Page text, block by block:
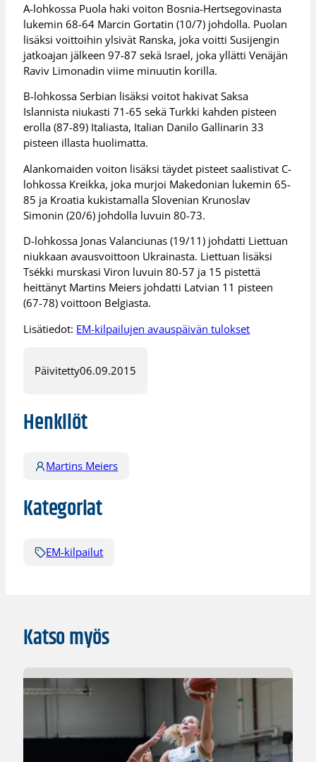
A-lohkossa Puola haki voiton Bosnia-Hertsegovinasta
lukemin 68-64 Marcin Gortatin (10/7) johdolla. Puolan
lisäksi voittoihin ylsivät Ranska, joka voitti Susijengin
jatkoajan jälkeen 97-87 sekä Israel, joka yllätti Venäjän
Raviv Limonadin viime minuutin korilla.
B-lohkossa Serbian lisäksi voitot hakivat Saksa
Islannista niukasti 71-65 sekä Turkki kahden pisteen
erolla (87-89) Italiasta, Italian Danilo Gallinarin 33
pisteen illasta huolimatta.
Alankomaiden voiton lisäksi täydet pisteet saalistivat C-
lohkossa Kreikka, joka murjoi Makedonian lukemin 65-
85 ja Kroatia kukistamalla Slovenian Krunoslav
Simonin (20/6) johdolla luvuin 80-73.
D-lohkossa Jonas Valanciunas (19/11) johdatti Liettuan
niukkaan avausvoittoon Ukrainasta. Liettuan lisäksi
Tsékki murskasi Viron luvuin 80-57 ja 15 pistettä
heittänyt Martins Meiers johdatti Latvian 11 pisteen
(67-78) voittoon Belgiasta.
Lisätiedot: EM-kilpailujen avauspäivän tulokset
Päivitetty06.09.2015
Henkilöt
Martins Meiers
Kategoriat
EM-kilpailut
Katso myös